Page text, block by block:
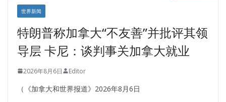
世界新闻
特朗普称加拿大“不友善”并批评其领
导层 卡尼：谈判事关加拿大就业
2026年8月6日 Editor
（《加拿大和世界报道》2026年8月6日